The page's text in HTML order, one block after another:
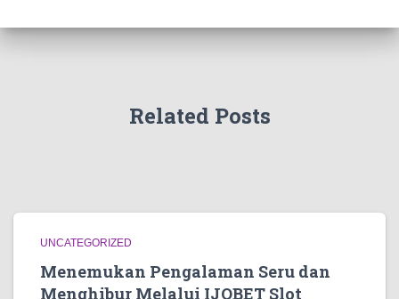
Related Posts
UNCATEGORIZED
Menemukan Pengalaman Seru dan
Menghibur Melalui IJOBET Slot